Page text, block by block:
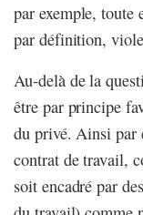
par exemple, toute
par définition,
Au-delà de la
être par principe
du privé. Ainsi par
contrat de travail,
soit encadré par